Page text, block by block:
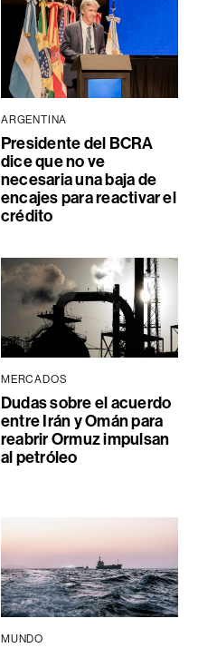
ARGENTINA
Presidente del BCRA
dice que no ve
necesaria una baja de
encajes para reactivar el
crédito
MERCADOS
Dudas sobre el acuerdo
entre Irán y Omán para
reabrir Ormuz impulsan
al petróleo
MUNDO